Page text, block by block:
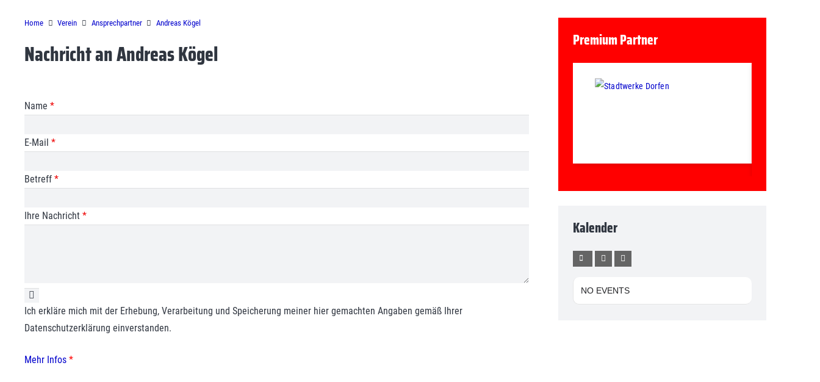
Home Verein Ansprechpartner Andreas Kögel
Nachricht an Andreas Kögel
Name *
E-Mail *
Betreff *
Ihre Nachricht *
Ich erkläre mich mit der Erhebung, Verarbeitung und Speicherung meiner hier gemachten Angaben gemäß Ihrer
Datenschutzerklärung einverstanden.
Mehr Infos *
Premium Partner
Kalender
NO EVENTS